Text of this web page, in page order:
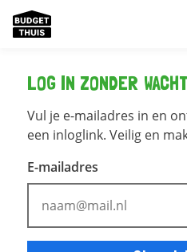
LOG IN ZONDER
Vul je e-mailadres in en
een inloglink. Veilig en
E-mailadres